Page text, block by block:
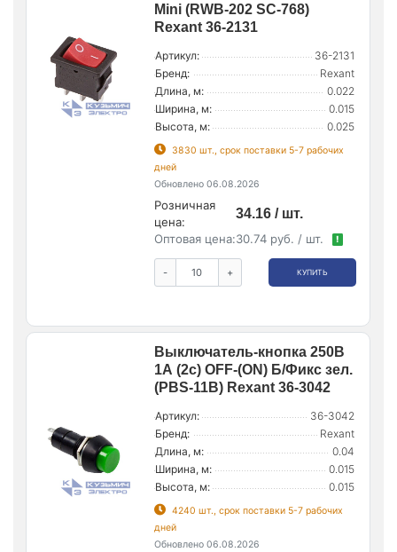
Mini (RWB-202 SC-768)
Rexant 36-2131
Артикул:
36-2131
Бренд:
Rexant
Длина, м:
0.022
Ширина, м:
0.015
Высота, м:
0.025
3830 шт., срок поставки 5-7 рабочих
дней
Обновлено 06.08.2026
Розничная
цена:
34.16 / шт.
Оптовая цена:30.74 руб. / шт. !
- + КУПИТЬ
Выключатель-кнопка 250В
1А (2с) OFF-(ON) Б/Фикс зел.
(PBS-11В) Rexant 36-3042
Артикул:
36-3042
Бренд:
Rexant
Длина, м:
0.04
Ширина, м:
0.015
Высота, м:
0.015
4240 шт., срок поставки 5-7 рабочих
дней
Обновлено 06.08.2026